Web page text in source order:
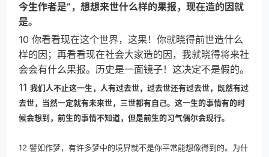
今生作者是”，想想来世什么样的果报，现在造的因就
是。
10 你看看现在这个世界，这果！你就晓得前世造什么
样的因；再看看现在社会大家造的因，我就晓得将来社
会会有什么果报。历史是一面镜子！这决定不是假的。
11 我们人不止这一生，人有过去世，过去世还有过去世，既然有过
去世，当然一定就有未来世，三世都有自己。这一生的事情有的时
候会想到，前生的事情不知道，但是前生的习气偶尔会现行。
12 譬如作梦，有许多梦中的境界就不是你平常能想像得到的。为什